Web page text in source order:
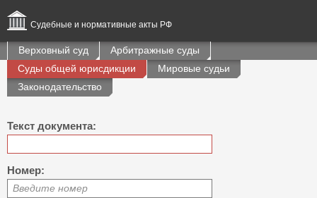
Судебные и нормативные акты РФ
Верховный суд
Арбитражные суды
Суды общей юрисдикции
Мировые судьи
Законодательство
Текст документа:
Номер:
Введите номер